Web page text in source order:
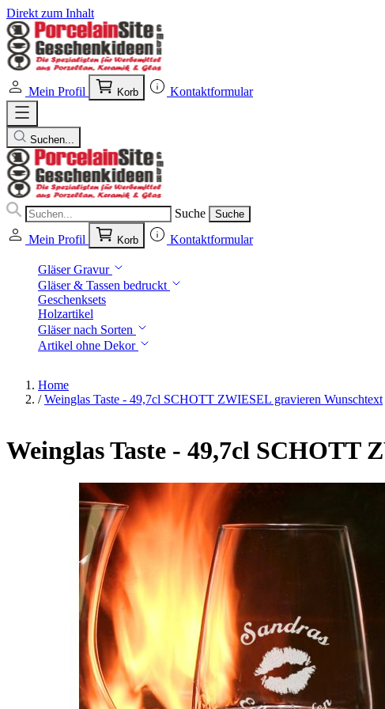
Direkt zum Inhalt
Mein Profil Korb Kontaktformular
Suchen...
Suche Suche
Mein Profil Korb Kontaktformular
Gläser Gravur
Gläser & Tassen bedruckt
Geschenksets
Holzartikel
Gläser nach Sorten
Artikel ohne Dekor
Home
/ Weinglas Taste - 49,7cl SCHOTT ZWIESEL gravieren Wunschtext
Weinglas Taste - 49,7cl SCHOTT